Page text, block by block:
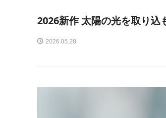
2026新作 太陽の光を取り込
2026.05.28